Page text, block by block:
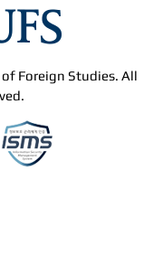
Foreign Studies. All